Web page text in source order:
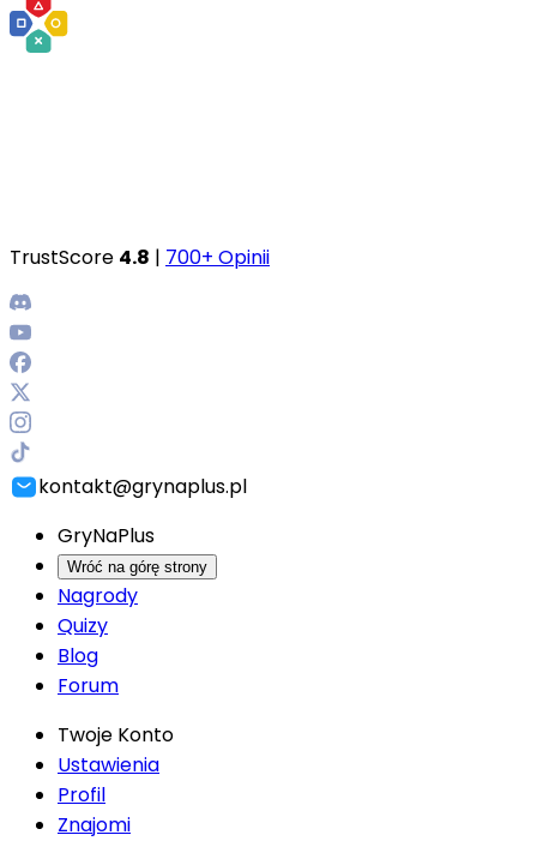
TrustScore 4.8 | 700+ Opinii
kontakt@grynaplus.pl
GryNaPlus
Wróć na górę strony
Nagrody
Quizy
Blog
Forum
Twoje Konto
Ustawienia
Profil
Znajomi